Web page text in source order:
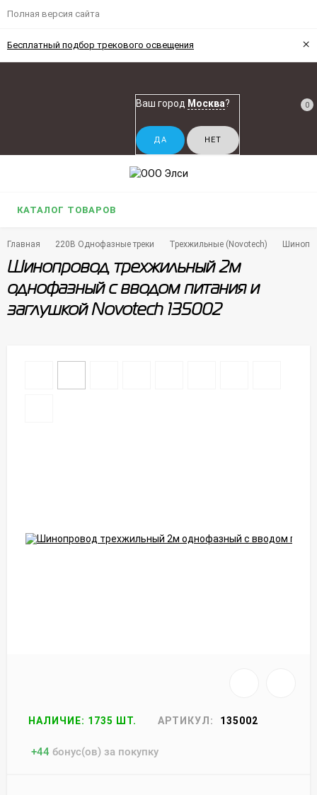
Полная версия сайта
Бесплатный подбор трекового освещения ×
Ваш город Москва? 0
КАТАЛОГ ТОВАРОВ
Главная 220В Однофазные треки Трехжильные (Novotech)
Шинопровод трехжильный 2м
однофазный с вводом питания и
заглушкой Novotech 135002
НАЛИЧИЕ: 1735 ШТ. АРТИКУЛ: 135002
+44 бонус(ов) за покупку